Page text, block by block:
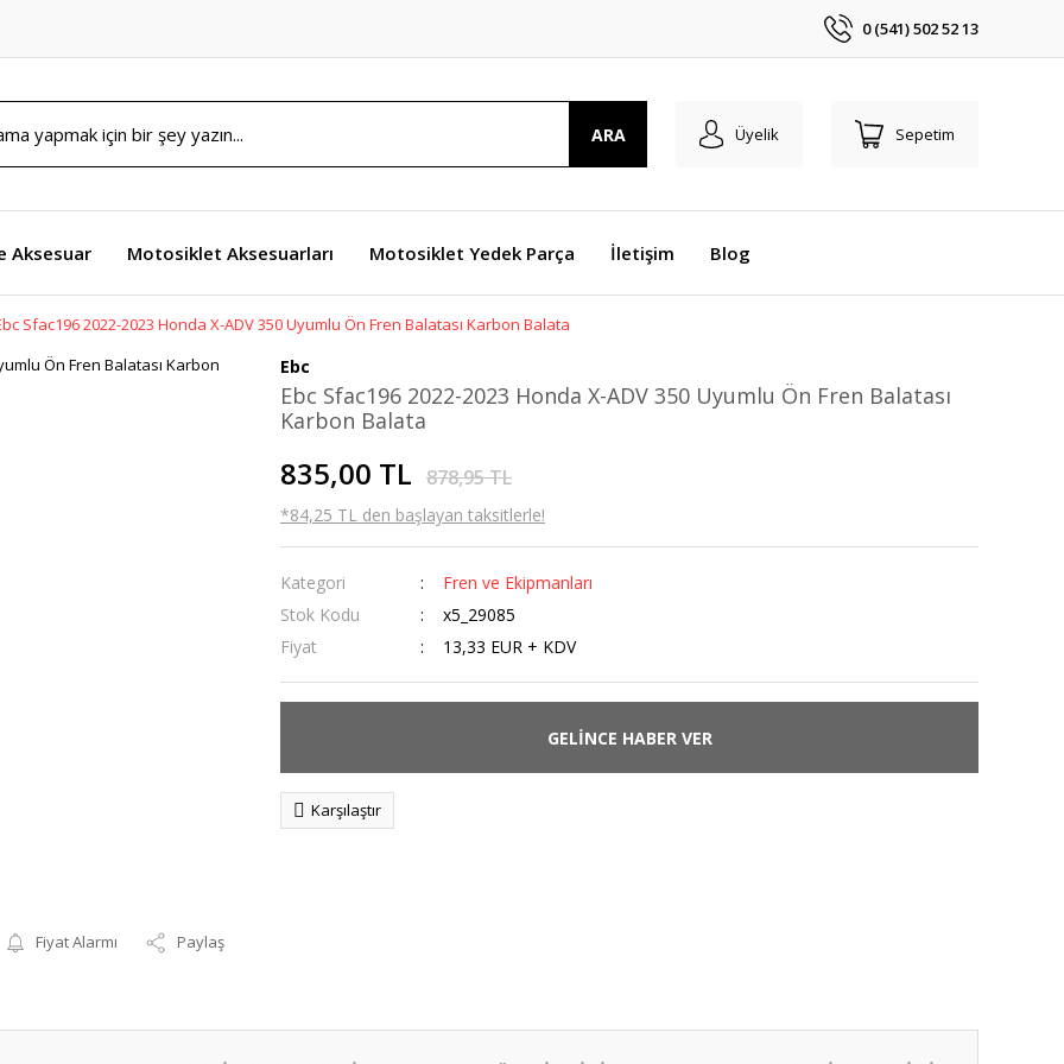
0 (541) 502 52 13
ARA Üyelik Sepetim
Aksesuar Motosiklet Aksesuarları Motosiklet Yedek Parça İletişim Blog
Sfac196 2022-2023 Honda X-ADV 350 Uyumlu Ön Fren Balatası Karbon Balata
Fiyat Alarmı Paylaş
Ebc
Ebc Sfac196 2022-2023 Honda X-ADV 350 Uyumlu Ön Fren Balatası
Karbon Balata
835,00 TL 878,95 TL
*84,25 TL den başlayan taksitlerle!
Kategori
Fren ve Ekipmanları
Stok Kodu
x5_29085
Fiyat
13,33 EUR + KDV
GELİNCE HABER VER
Karşılaştır